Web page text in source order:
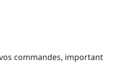
commandes, important